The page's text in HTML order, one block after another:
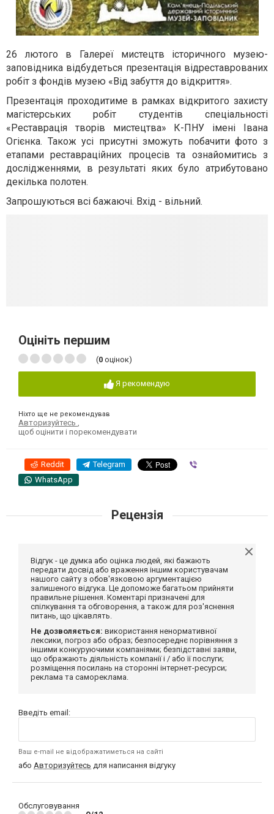
26 лютого в Галереї мистецтв історичного музею-
заповідника відбудеться презентація відреставрованих
робіт з фондів музею «Від забуття до відкриття».
Презентація проходитиме в рамках відкритого захисту
магістерських робіт студентів спеціальності
«Реставрація творів мистецтва» К-ПНУ імені Івана
Огієнка. Також усі присутні зможуть побачити фото з
етапами реставраційних процесів та ознайомитись з
дослідженнями, в результаті яких було атрибутовано
декілька полотен.
Запрошуються всі бажаючі. Вхід - вільний.
Оцініть першим
(0 оцінок)
Я рекомендую
Ніхто ще не рекомендував
Авторизуйтесь
щоб оцінити і порекомендувати
Reddit Telegram
WhatsApp
Рецензія
Відгук - це думка або оцінка людей, які бажають
передати досвід або враження іншим користувачам
нашого сайту з обов'язковою аргументацією
залишеного відгука. Це допоможе багатьом прийняти
правильне рішення. Коментарі призначені для
спілкування та обговорення, а також для роз'яснення
питань, що цікавлять.
Не дозволяється: використання ненормативної
лексики, погроз або образ; безпосереднє порівняння з
іншими конкуруючими компаніями; безпідставні заяви,
що ображають діяльність компанії і / або її послуги;
розміщення посилань на сторонні інтернет-ресурси;
реклама та самореклама.
Введіть email:
Ваш e-mail не відображатиметься на сайті
або Авторизуйтесь для написання відгуку
Обслуговування